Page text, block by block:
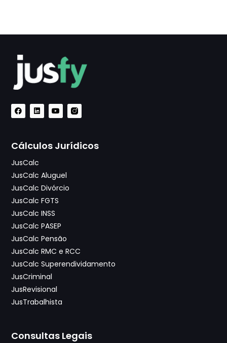
Cálculos Jurídicos
JusCalc
JusCalc Aluguel
JusCalc Divórcio
JusCalc FGTS
JusCalc INSS
JusCalc PASEP
JusCalc Pensão
JusCalc RMC e RCC
JusCalc Superendividamento
JusCriminal
JusRevisional
JusTrabalhista
Consultas Legais